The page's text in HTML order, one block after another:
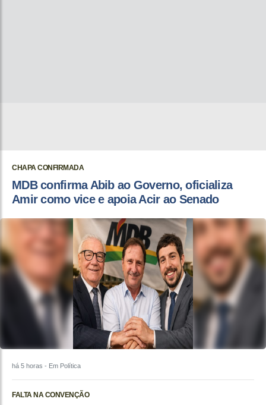
CHAPA CONFIRMADA
MDB confirma Abib ao Governo, oficializa
Amir como vice e apoia Acir ao Senado
há 5 horas - Em Política
FALTA NA CONVENÇÃO